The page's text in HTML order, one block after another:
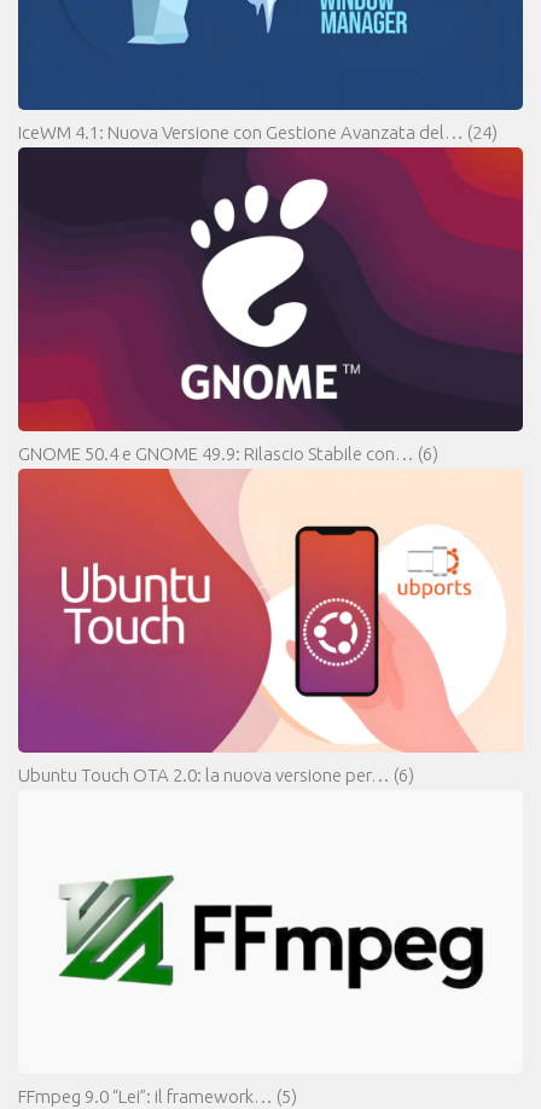
IceWM 4.1: Nuova Versione con Gestione Avanzata del… (24)
GNOME 50.4 e GNOME 49.9: Rilascio Stabile con… (6)
Ubuntu Touch OTA 2.0: la nuova versione per… (6)
FFmpeg 9.0 “Lei”: il framework… (5)